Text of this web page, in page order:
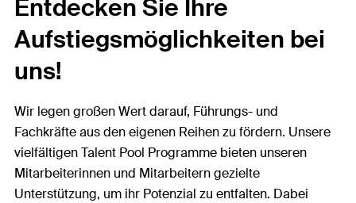
Entdecken Sie Ihre
Aufstiegsmöglichkeiten bei
uns!
Wir legen großen Wert darauf, Führungs- und
Fachkräfte aus den eigenen Reihen zu fördern. Unsere
vielfältigen Talent Pool Programme bieten unseren
Mitarbeiterinnen und Mitarbeitern gezielte
Unterstützung, um ihr Potenzial zu entfalten. Dabei